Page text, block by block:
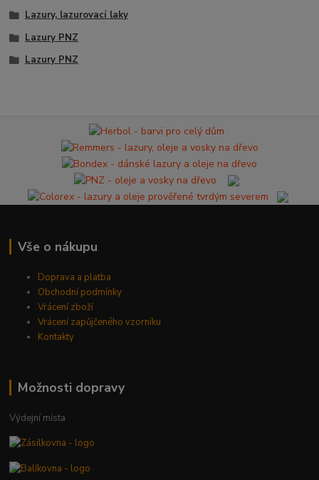
Lazury, lazurovací laky
Lazury PNZ
Lazury PNZ
Vše o nákupu
Doprava a platba
Obchodní podmínky
Vrácení zboží
Vrácení zapůjčeného vzorníku
Kontakty
Možnosti dopravy
Výdejní místa